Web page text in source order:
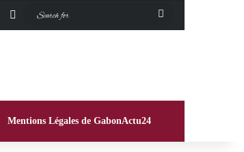
InstagramSwitch skin
Mentions Légales de GabonActu24